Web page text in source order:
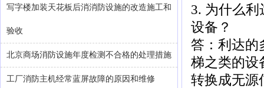
写字楼加装天花板后消消防设施的改造施工和
验收
北京商场消防设施年度检测不合格的处理措施
工厂消防主机经常蓝屏故障的原因和维修
3. 为什么
设备？
答：利达的
梯之类的设
转换成无源